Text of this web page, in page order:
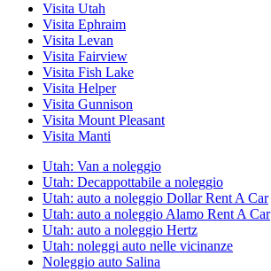
Visita Utah
Visita Ephraim
Visita Levan
Visita Fairview
Visita Fish Lake
Visita Helper
Visita Gunnison
Visita Mount Pleasant
Visita Manti
Utah: Van a noleggio
Utah: Decappottabile a noleggio
Utah: auto a noleggio Dollar Rent A Car
Utah: auto a noleggio Alamo Rent A Car
Utah: auto a noleggio Hertz
Utah: noleggi auto nelle vicinanze
Noleggio auto Salina